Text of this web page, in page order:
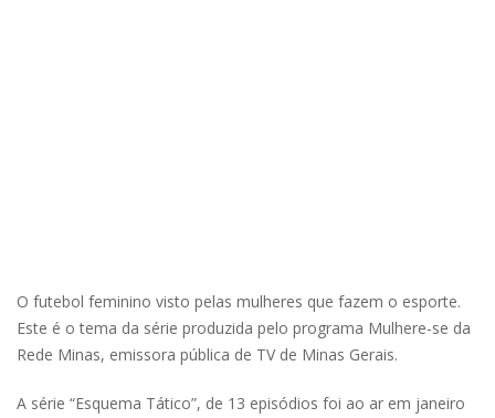
O futebol feminino visto pelas mulheres que fazem o esporte.
Este é o tema da série produzida pelo programa Mulhere-se da
Rede Minas, emissora pública de TV de Minas Gerais.
A série “Esquema Tático”, de 13 episódios foi ao ar em janeiro